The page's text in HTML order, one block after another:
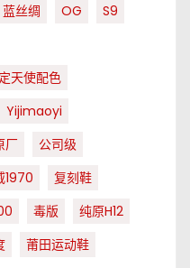
丝绸 OG
S9
天使配色
Yijimaoyi
厂
公司级
1970
复刻鞋
毒版
纯原H12
莆田运动鞋